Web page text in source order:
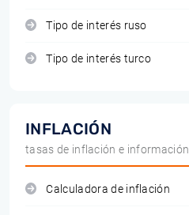
Tipo de interés ruso
Tipo de interés turco
INFLACIÓN
tasas de inflación e información
Calculadora de inflación